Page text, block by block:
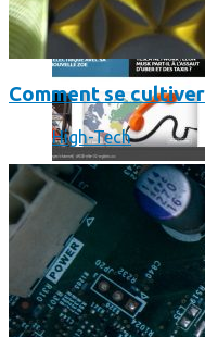
Où en sont les
Comment se
High-Tech